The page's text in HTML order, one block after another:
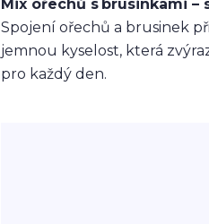
Mix ořechů s brusinkami –
Spojení ořechů a brusinek
jemnou kyselost, která
pro každý den.